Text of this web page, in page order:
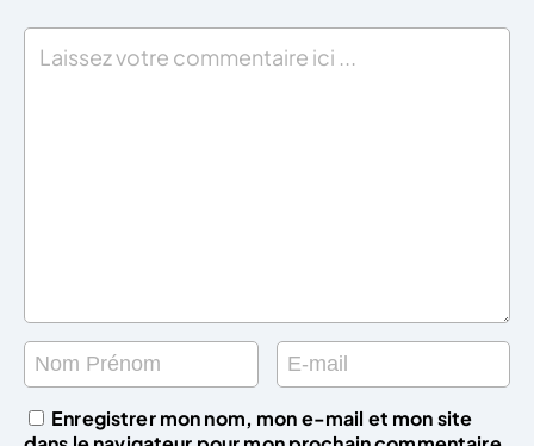
Enregistrer mon nom, mon e-mail et mon site